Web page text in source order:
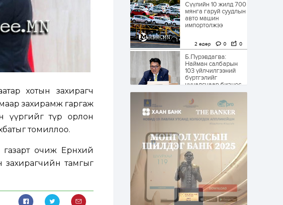
хотын захирагч
захирамж гаргаж
үүргийг түр орлон
томиллоо.
очиж Ерөнхий
захирагчийн тамгыг
Сүүлийн 10 жилд 700
мянга гаруй суудлын
авто машин
импортолжээ
2 өдөр 0 0
Б.Пүрэвдагва:
Найман салбарын
103 үйлчилгээний
бүртгэлийг
цуцалснаар бизнес
эрхлэхэд таатай...
Долдугаар сард
709.503 зөрчил
бүртгэгджээ
2 өдөр 0 0
Цалинтай ээжийн 50
мянган төгрөгийн
тэтгэмжийг 500
мянгад хүргэх
өргөдөлд санал авч
эхэлжээ
2 өдөр 2 0